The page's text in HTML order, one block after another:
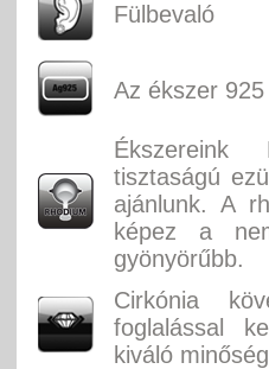
Fülbevaló
Az ékszer
Ékszereink
tisztaságú
ajánlunk. A
képez a
gyönyörűbb.
Cirkónia
foglalással
kiváló